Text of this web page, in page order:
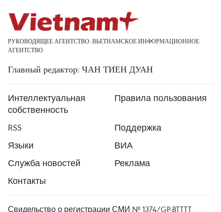
РУКОВОДЯЩЕЕ АГЕНТСТВО: ВЬЕТНАМСКОЕ ИНФОРМАЦИОННОЕ
АГЕНТСТВО
Главный редактор: ЧАН ТИЕН ДУАН
Интеллектуальная
собственность
Правила пользования
RSS
Поддержка
Языки
ВИА
Служба новостей
Реклама
Контакты
Свидельство о регистрации СМИ № 1374/GP-BTTTT